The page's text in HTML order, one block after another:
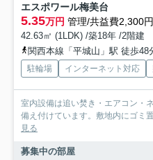
エスポワール梅美台
5.35万円 管理/共益費2,300円
42.63㎡ (1LDK) /築18年 /2階建
関西本線「平城山」駅 徒歩48
駐輪場 インターネット対応
室内設備は追い焚き・エアコン・
備え付けています。敷地内にゴミ
見る
募集中の部屋